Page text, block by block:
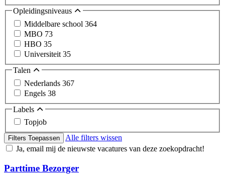
Opleidingsniveaus
Middelbare school 364
MBO 73
HBO 35
Universiteit 35
Talen
Nederlands 367
Engels 38
Labels
Topjob
Filters Toepassen
Alle filters wissen
Ja, email mij de nieuwste vacatures van deze zoekopdracht!
Parttime Bezorger